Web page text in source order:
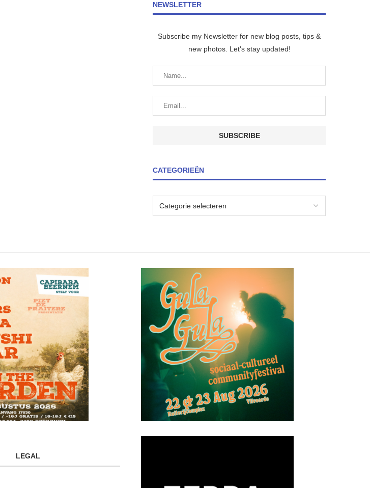
NEWSLETTER
Subscribe my Newsletter for new blog posts, tips &
new photos. Let's stay updated!
CATEGORIEËN
LEGAL